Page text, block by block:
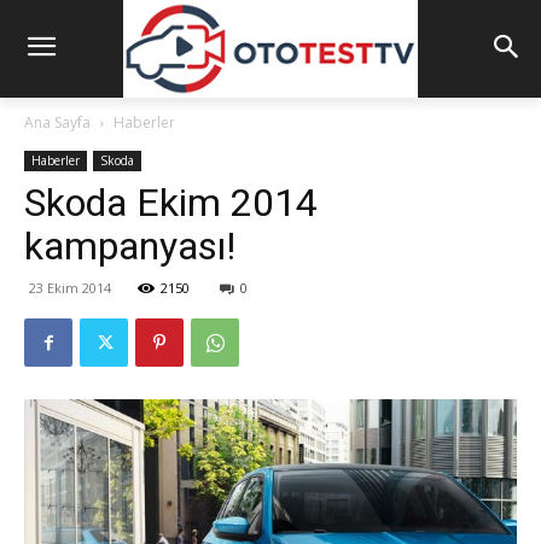
Ana Sayfa Haberler
Haberler Skoda
Skoda Ekim 2014
kampanyası!
23 Ekim 2014 2150 0